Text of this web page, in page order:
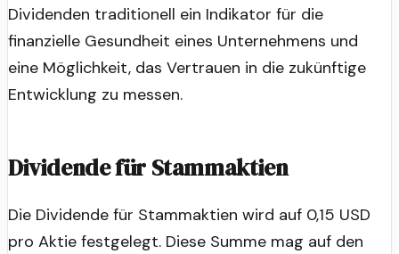
Dividenden traditionell ein Indikator für die
finanzielle Gesundheit eines Unternehmens und
eine Möglichkeit, das Vertrauen in die zukünftige
Entwicklung zu messen.
Dividende für Stammaktien
Die Dividende für Stammaktien wird auf 0,15 USD
pro Aktie festgelegt. Diese Summe mag auf den